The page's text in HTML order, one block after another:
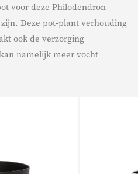
voor deze Philodendron
Deze pot-plant verhouding
ook de verzorging
namelijk meer vocht